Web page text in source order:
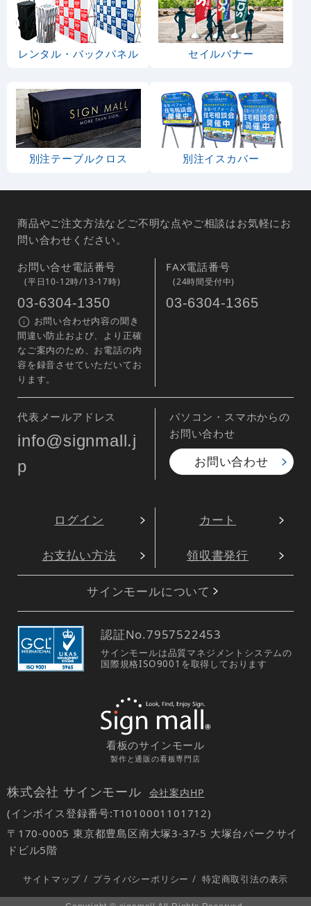
レンタル・バックパネル セイルバナー
別注テーブルクロス 別注イスカバー
商品やご注文方法などご不明な点やご相談はお気軽にお
問い合わせください。
お問い合せ電話番号
(平日10-12時/13-17時)
03-6304-1350
お問い合わせ内容の聞き
間違い防止および、より正確
なご案内のため、お電話の内
容を録音させていただいてお
ります。
FAX電話番号
(24時間受付中)
03-6304-1365
代表メールアドレス
info@signmall.j
p
パソコン・スマホからの
お問い合わせ
お問い合わせ
ログイン カート
お支払い方法 領収書発行
サインモールについて
認証No.7957522453
サインモールは品質マネジメントシステムの
国際規格ISO9001を取得しております
看板のサインモール
製作と通販の看板専門店
株式会社 サインモール 会社案内HP
(インボイス登録番号:T1010001101712)
〒170-0005 東京都豊島区南大塚3-37-5 大塚台パークサイ
ドビル5階
サイトマップ / プライバシーポリシー / 特定商取引法の表示